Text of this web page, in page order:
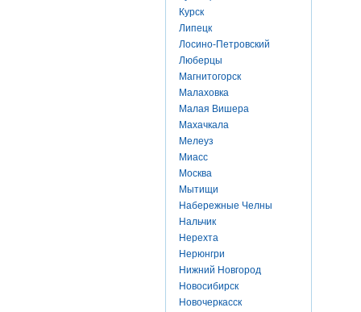
Курск
Липецк
Лосино-Петровский
Люберцы
Магнитогорск
Малаховка
Малая Вишера
Махачкала
Мелеуз
Миасс
Москва
Мытищи
Набережные Челны
Нальчик
Нерехта
Нерюнгри
Нижний Новгород
Новосибирск
Новочеркасск